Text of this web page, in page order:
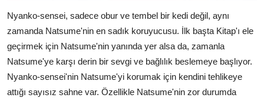
Nyanko-sensei, sadece obur ve tembel bir kedi değil, aynı
zamanda Natsume'nin en sadık koruyucusu. İlk başta Kitap'ı ele
geçirmek için Natsume'nin yanında yer alsa da, zamanla
Natsume'ye karşı derin bir sevgi ve bağlılık beslemeye başlıyor.
Nyanko-sensei'nin Natsume'yi korumak için kendini tehlikeye
attığı sayısız sahne var. Özellikle Natsume'nin zor durumda